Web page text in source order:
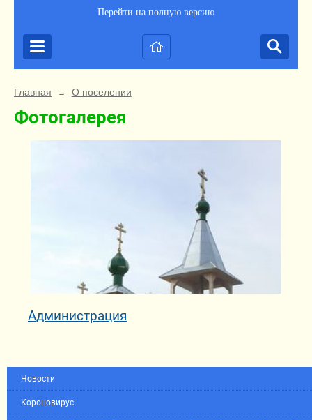
Перейти на полную версию
Главная → О поселении
Фотогалерея
Администрация
Новости
Короновирус